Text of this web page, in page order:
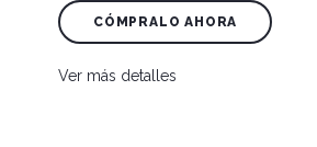
CÓMPRALO AHORA
Ver más detalles